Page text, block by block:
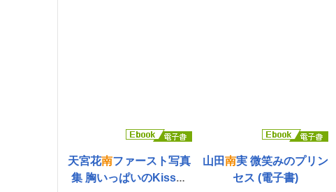
天宮花南ファースト写真
集 胸いっぱいのKissを
山田南実 微笑みのプリン
セス (電子書)